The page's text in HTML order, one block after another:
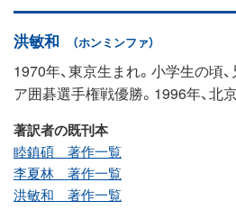
洪敏和 （ホンミンファ）
1970年、東京生まれ。小学生の頃
ア囲碁選手権戦優勝。1996年、北
著訳者の既刊本
睦鎮碩 著作一覧
李夏林 著作一覧
洪敏和 著作一覧